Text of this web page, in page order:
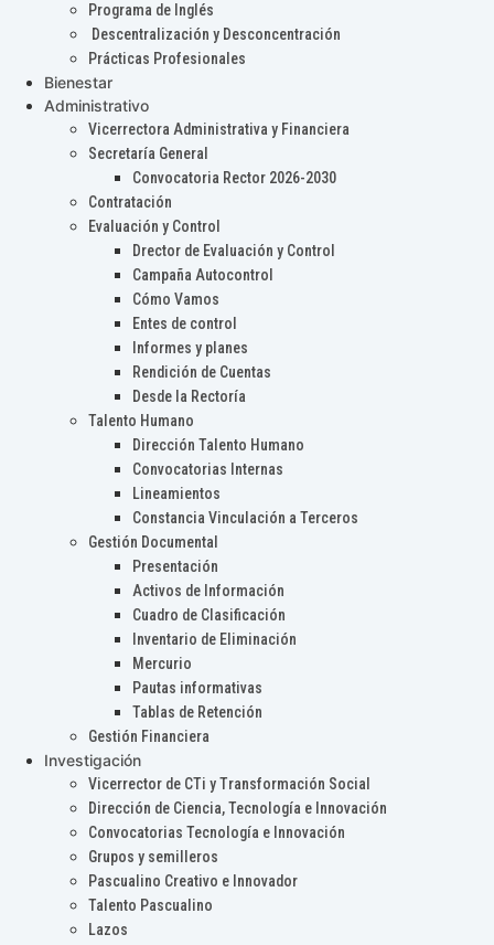
Programa de Inglés
Descentralización y Desconcentración
Prácticas Profesionales
Bienestar
Administrativo
Vicerrectora Administrativa y Financiera
Secretaría General
Convocatoria Rector 2026-2030
Contratación
Evaluación y Control
Drector de Evaluación y Control
Campaña Autocontrol
Cómo Vamos
Entes de control
Informes y planes
Rendición de Cuentas
Desde la Rectoría
Talento Humano
Dirección Talento Humano
Convocatorias Internas
Lineamientos
Constancia Vinculación a Terceros
Gestión Documental
Presentación
Activos de Información
Cuadro de Clasificación
Inventario de Eliminación
Mercurio
Pautas informativas
Tablas de Retención
Gestión Financiera
Investigación
Vicerrector de CTi y Transformación Social
Dirección de Ciencia, Tecnología e Innovación
Convocatorias Tecnología e Innovación
Grupos y semilleros
Pascualino Creativo e Innovador
Talento Pascualino
Lazos